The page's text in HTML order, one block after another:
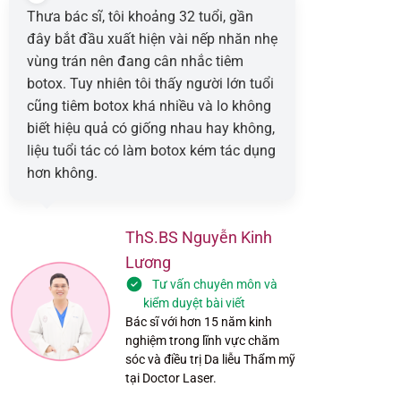
Thưa bác sĩ, tôi khoảng 32 tuổi, gần
đây bắt đầu xuất hiện vài nếp nhăn nhẹ
vùng trán nên đang cân nhắc tiêm
botox. Tuy nhiên tôi thấy người lớn tuổi
cũng tiêm botox khá nhiều và lo không
biết hiệu quả có giống nhau hay không,
liệu tuổi tác có làm botox kém tác dụng
hơn không.
ThS.BS Nguyễn Kinh
Lương
Tư vấn chuyên môn và
kiểm duyệt bài viết
Bác sĩ với hơn 15 năm kinh
nghiệm trong lĩnh vực chăm
sóc và điều trị Da liễu Thẩm mỹ
tại Doctor Laser.